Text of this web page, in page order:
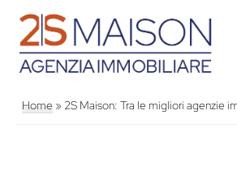
Passa
contenuto
-Home » 2S Maison: Tra le migliori agenzie